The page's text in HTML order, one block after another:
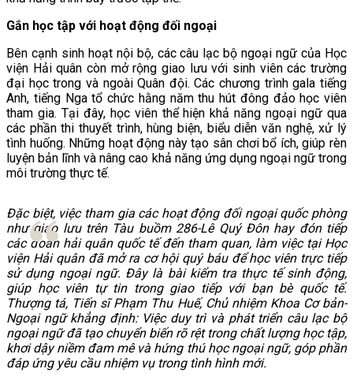
Gắn học tập với hoạt động đối ngoại
Bên cạnh sinh hoạt nội bộ, các câu lạc bộ ngoại ngữ của Học
viện Hải quân còn mở rộng giao lưu với sinh viên các trường
đại học trong và ngoài Quân đội. Các chương trình gala tiếng
Anh, tiếng Nga tổ chức hằng năm thu hút đông đảo học viên
tham gia. Tại đây, học viên thể hiện khả năng ngoại ngữ qua
các phần thi thuyết trình, hùng biện, biểu diễn văn nghệ, xử lý
tình huống. Những hoạt động này tạo sân chơi bổ ích, giúp rèn
luyện bản lĩnh và nâng cao khả năng ứng dụng ngoại ngữ trong
môi trường thực tế.
Đặc biệt, việc tham gia các hoạt động đối ngoại quốc phòng
như giao lưu trên Tàu buồm 286-Lê Quý Đôn hay đón tiếp
các đoàn hải quân quốc tế đến tham quan, làm việc tại Học
viện Hải quân đã mở ra cơ hội quý báu để học viên trực tiếp
sử dụng ngoại ngữ. Đây là bài kiểm tra thực tế sinh động,
giúp học viên tự tin trong giao tiếp với bạn bè quốc tế.
Thượng tá, Tiến sĩ Phạm Thu Huế, Chủ nhiệm Khoa Cơ bản-
Ngoại ngữ khẳng định: Việc duy trì và phát triển câu lạc bộ
ngoại ngữ đã tạo chuyển biến rõ rệt trong chất lượng học tập,
khơi dậy niềm đam mê và hứng thú học ngoại ngữ, góp phần
đáp ứng yêu cầu nhiệm vụ trong tình hình mới.